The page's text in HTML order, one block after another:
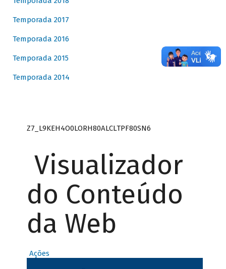
Temporada 2017
Temporada 2016
Temporada 2015
Temporada 2014
Z7_L9KEH4O0LORH80ALCLTPF80SN6
Visualizador
do Conteúdo
da Web
Ações